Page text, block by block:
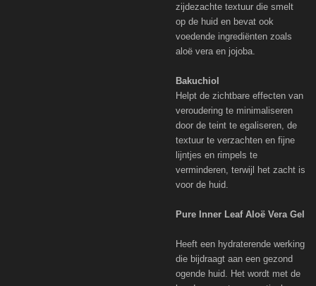
zijdezachte textuur die smelt
op de huid en bevat ook
voedende ingrediënten zoals
aloë vera en jojoba.
Bakuchiol
Helpt de zichtbare effecten van
veroudering te minimaliseren
door de teint te egaliseren, de
textuur te verzachten en fijne
lijntjes en rimpels te
verminderen, terwijl het zacht is
voor de huid.
Pure Inner Leaf Aloë Vera Gel
Heeft een hydraterende werking
die bijdraagt aan een gezond
ogende huid. Het wordt met de